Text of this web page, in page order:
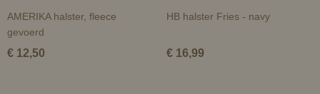
AMERIKA halster, fleece
gevoerd
€ 12,50
HB halster Fries - navy
€ 16,99